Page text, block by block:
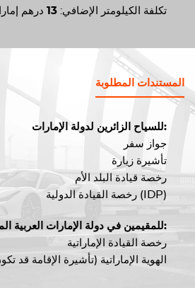
تكلفة الكيلومتر الإضافي: 13 درهم
المستندات المطلوبة
للسياح الزائرين لدولة الإمارات:
جواز سفر
تأشيرة زيارة
رخصة قيادة البلد الأم
رخصة القيادة الدولية (IDP)
للمقيمين في دولة الإمارات العربية المتحدة:
رخصة القيادة الإماراتية
الهوية الإماراتية (تأشيرة الإقامة قد